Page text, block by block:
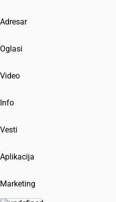
Adresar
Oglasi
Video
Info
Vesti
Aplikacija
Marketing